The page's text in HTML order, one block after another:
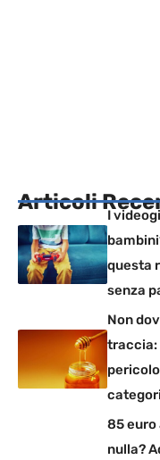
Articoli
I
questa
senza
Non
traccia:
85 euro
nulla?